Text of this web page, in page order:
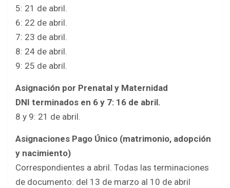
5: 21 de abril.
6: 22 de abril.
7: 23 de abril.
8: 24 de abril.
9: 25 de abril.
Asignación por Prenatal y Maternidad
DNI terminados en 6 y 7: 16 de abril.
8 y 9: 21 de abril.
Asignaciones Pago Único (matrimonio, adopción
y nacimiento)
Correspondientes a abril. Todas las terminaciones
de documento: del 13 de marzo al 10 de abril